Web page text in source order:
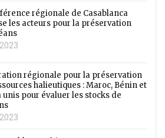
régionale de Casablanca
les acteurs pour la préservation
régionale pour la préservation
halieutiques : Maroc, Bénin et
unis pour évaluer les stocks de